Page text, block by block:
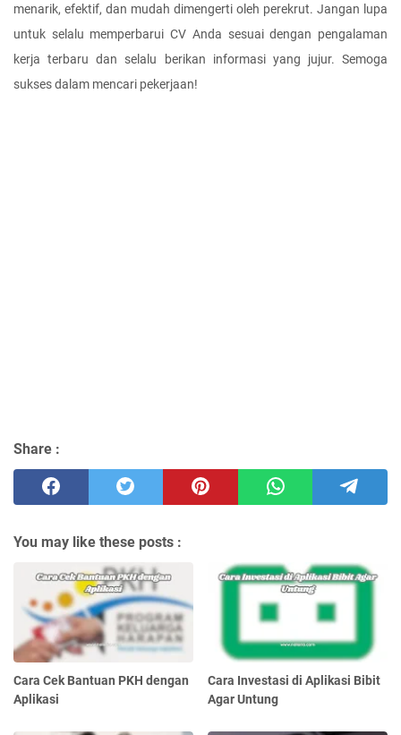
menarik, efektif, dan mudah dimengerti oleh perekrut. Jangan lupa
untuk selalu memperbarui CV Anda sesuai dengan pengalaman
kerja terbaru dan selalu berikan informasi yang jujur. Semoga
sukses dalam mencari pekerjaan!
Share :
You may like these posts :
Cara Cek Bantuan PKH dengan
Aplikasi
Cara Investasi di Aplikasi Bibit
Agar Untung